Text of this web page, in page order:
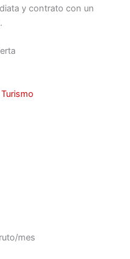
y contrato con un
Turismo
mes